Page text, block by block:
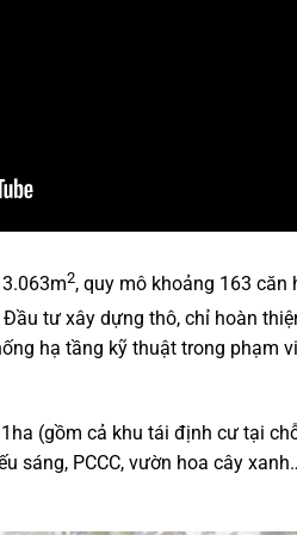
2, quy mô khoảng 163 căn
tư xây dựng thô, chỉ hoàn
hạ tầng kỹ thuật trong phạm
(gồm cả khu tái định cư tại
sáng, PCCC, vườn hoa cây